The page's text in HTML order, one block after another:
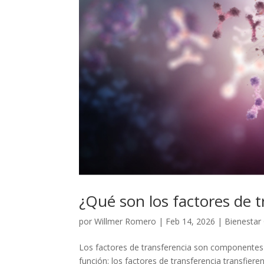
¿Qué son los factores de
porWillmer Romero | Feb 14, 2026 | Bienestar
Los factores de transferencia son
función: los factores de transferencia